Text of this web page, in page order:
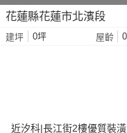
花蓮縣花蓮市北濱段
建坪 0坪 屋齡